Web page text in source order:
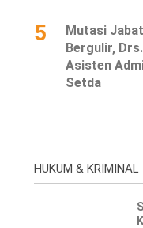
5
Mutasi
Bergulir,
Asisten
Setda
HUKUM & KRIMINAL